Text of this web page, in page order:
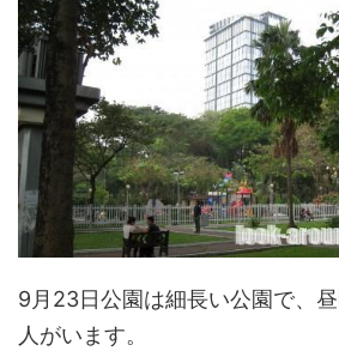
9月23日公園は細長い公園で、
人がいます。